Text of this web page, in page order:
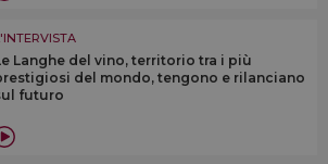
Langhe del vino, territorio tra i più
del mondo, tengono e rilanciano
futuro